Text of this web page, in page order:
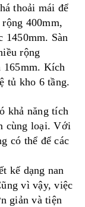
thoải mái để
400mm,
1450mm. Sàn
rộng
165mm. Kích
tủ kho 6 tầng.
khả năng tích
cùng loại. Với
có thể để các
kế dạng nan
vì vậy, việc
giản và tiện